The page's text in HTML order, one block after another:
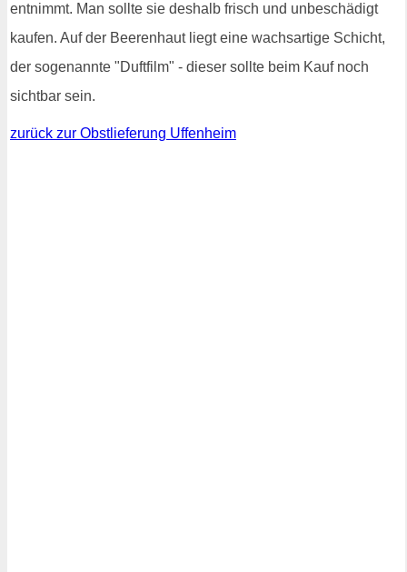
entnimmt. Man sollte sie deshalb frisch und unbeschädigt
kaufen. Auf der Beerenhaut liegt eine wachsartige Schicht,
der sogenannte "Duftfilm" - dieser sollte beim Kauf noch
sichtbar sein.
zurück zur Obstlieferung Uffenheim